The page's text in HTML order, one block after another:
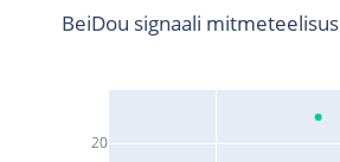
20
BeiDou signaali mitmeteelisus